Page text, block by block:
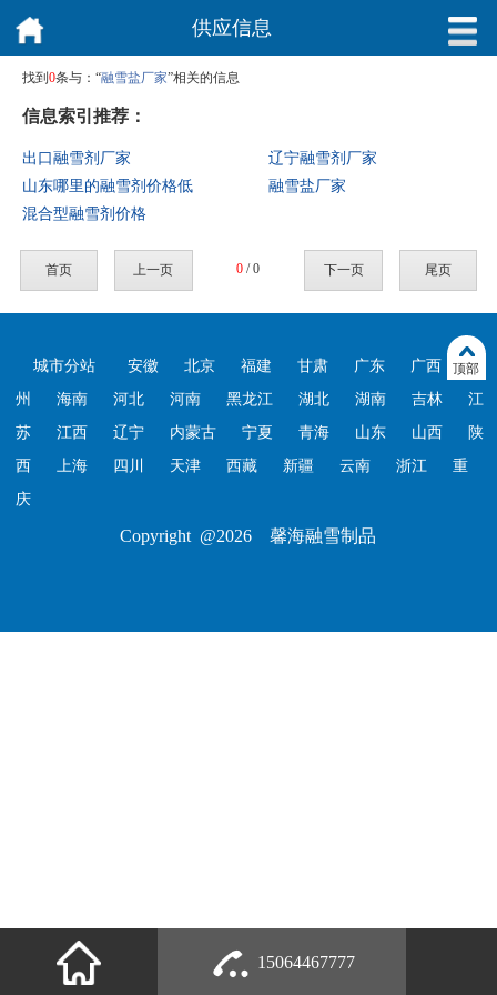
供应信息
找到 0条与：“融雪盐厂家”相关的信息
信息索引推荐：
出口融雪剂厂家
辽宁融雪剂厂家
山东哪里的融雪剂价格低
融雪盐厂家
混合型融雪剂价格
首页 上一页 0 / 0 下一页 尾页
城市分站 安徽 北京 福建 甘肃 广东 广西
贵
州
海南 河北 河南 黑龙江 湖北 湖南 吉林
江
苏
江西 辽宁 内蒙古 宁夏 青海 山东 山西
陕
西
上海 四川 天津 西藏 新疆 云南 浙江
重
庆
Copyright @2026 馨海融雪制品
顶部
15064467777